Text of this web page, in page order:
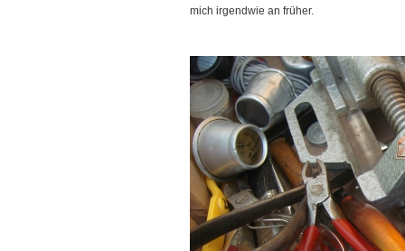
mich irgendwie an früher.